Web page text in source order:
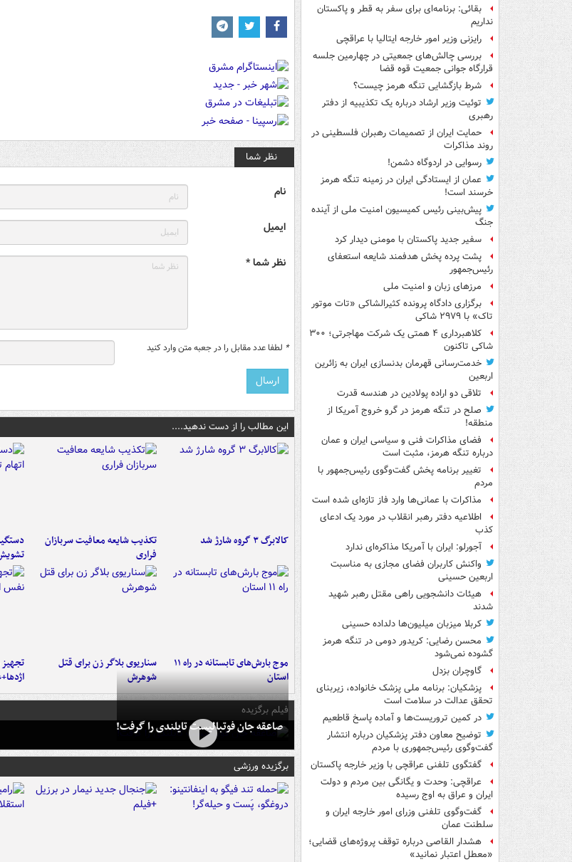
بقائی: برنامه‌ای برای سفر به قطر و پاکستان
نداریم
رایزنی وزیر امور خارجه ایتالیا با عراقچی
بررسی چالش‌های جمعیتی در چهارمین جلسه
قرارگاه جوانی جمعیت قوه قضا
شرط بازگشایی تنگه هرمز چیست؟
توئیت وزیر ارشاد درباره یک تکذیبیه از دفتر
رهبری
حمایت ایران از تصمیمات رهبران فلسطینی در
روند مذاکرات
رسوایی در اردوگاه دشمن!
عمان از ایستادگی ایران در زمینه تنگه هرمز
خرسند است!
پیش‌بینی رئیس کمیسیون امنیت ملی از آینده
جنگ
سفیر جدید پاکستان با مومنی دیدار کرد
پشت پرده پخش هدفمند شایعه استعفای
رئیس‌جمهور
مرزهای زبان و امنیت ملی
برگزاری دادگاه پرونده کثیرالشاکی «تات موتور
تاک» با ۲۹۷۹ شاکی
کلاهبرداری ۴ همتی یک شرکت مهاجرتی؛ ۳۰۰
شاکی تاکنون
خدمت‌رسانی قهرمان بدنسازی ایران به زائرین
اربعین
تلاقی دو اراده پولادین در هندسه قدرت
صلح در تنگه هرمز در گرو خروج آمریکا از
منطقه!
فضای مذاکرات فنی و سیاسی ایران و عمان
درباره تنگه هرمز، مثبت است
تغییر برنامه پخش گفت‌وگوی رئیس‌جمهور با
مردم
مذاکرات با عمانی‌ها وارد فاز تازه‌ای شده است
اطلاعیه دفتر رهبر انقلاب در مورد یک ادعای
کذب
آجورلو: ایران با آمریکا مذاکره‌ای ندارد
واکنش کاربران فضای مجازی به مناسبت
اربعین حسینی
هیئات دانشجویی راهی مقتل رهبر شهید
شدند
کربلا میزبان میلیون‌ها دلداده حسینی
محسن رضایی: کریدور دومی در تنگه هرمز
گشوده نمی‌شود
گاوچران بزدل
پزشکیان: برنامه ملی پزشک خانواده، زیربنای
تحقق عدالت در سلامت است
در کمین تروریست‌ها و آماده پاسخ قاطعیم
توضیح معاون دفتر پزشکیان درباره انتشار
گفت‌وگوی رئیس‌جمهوری با مردم
گفتگوی تلفنی عراقچی با وزیر خارجه پاکستان
عراقچی: وحدت و یگانگی بین مردم و دولت
ایران و عراق به اوج رسیده
گفت‌وگوی تلفنی وزرای امور خارجه ایران و
سلطنت عمان
هشدار القاصی درباره توقف پروژه‌های قضایی؛
«معطل اعتبار نمانید»
نظر شما
نام
ایمیل
نظر شما *
* لطفا عدد مقابل را در جعبه متن وارد کنید
این مطالب را از دست ندهید....
کالابرگ ۳ گروه شارژ شد
تکذیب شایعه معافیت سربازان
فراری
موج بارش‌های تابستانه در راه ۱۱
استان
سناریوی بلاگر زن برای قتل
شوهرش
فیلم برگزیده
صاعقه جان فوتبالیست تایلندی را گرفت!
برگزیده ورزشی